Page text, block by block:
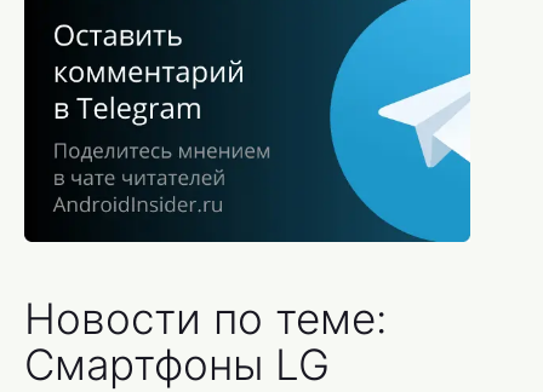
Новости по теме:
Смартфоны LG